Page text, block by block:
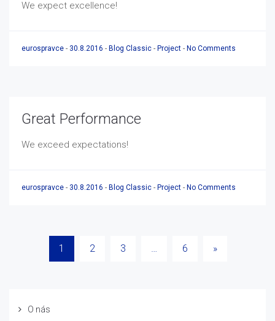
We expect excellence!
eurospravce - 30.8.2016 - Blog Classic - Project - No Comments
Great Performance
We exceed expectations!
eurospravce - 30.8.2016 - Blog Classic - Project - No Comments
Stránkování
1 2 3 … 6 »
O nás